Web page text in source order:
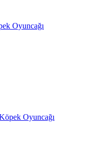
Oyuncağı
Oyuncağı